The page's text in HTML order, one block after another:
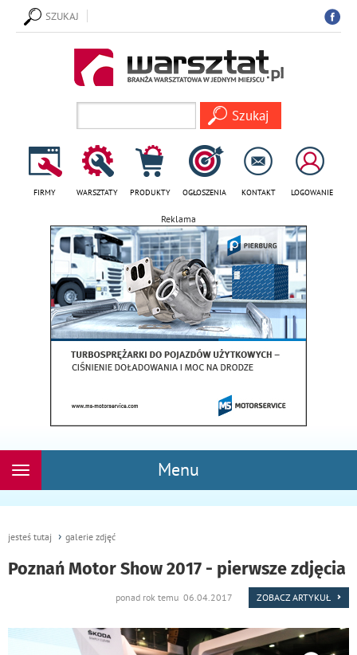
SZUKAJ
FIRMY WARSZTATY PRODUKTY OGŁOSZENIA KONTAKT LOGOWANIE
Reklama
Menu
Rozwiń
jesteś tutaj galerie zdjęć
Poznań Motor Show 2017 - pierwsze zdjęcia
ponad rok temu 06.04.2017 ZOBACZ ARTYKUŁ